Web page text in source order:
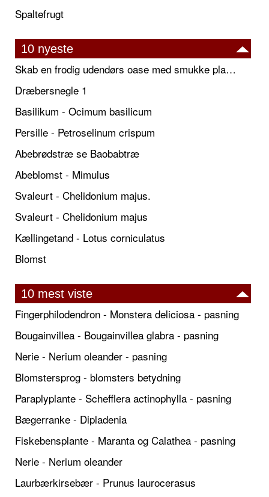
Spaltefrugt
10 nyeste
Skab en frodig udendørs oase med smukke plantekrukker og elegante espalier
Dræbersnegle 1
Basilikum - Ocimum basilicum
Persille - Petroselinum crispum
Abebrødstræ se Baobabtræ
Abeblomst - Mimulus
Svaleurt - Chelidonium majus.
Svaleurt - Chelidonium majus
Kællingetand - Lotus corniculatus
Blomst
10 mest viste
Fingerphilodendron - Monstera deliciosa - pasning
Bougainvillea - Bougainvillea glabra - pasning
Nerie - Nerium oleander - pasning
Blomstersprog - blomsters betydning
Paraplyplante - Schefflera actinophylla - pasning
Bægerranke - Dipladenia
Fiskebensplante - Maranta og Calathea - pasning
Nerie - Nerium oleander
Laurbærkirsebær - Prunus laurocerasus